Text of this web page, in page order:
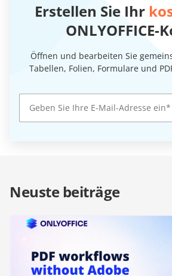
Erstellen Sie Ihr
ONLYOFFICE-
Öffnen und bearbeiten Sie
Tabellen, Folien, Formulare und
Neuste beiträge